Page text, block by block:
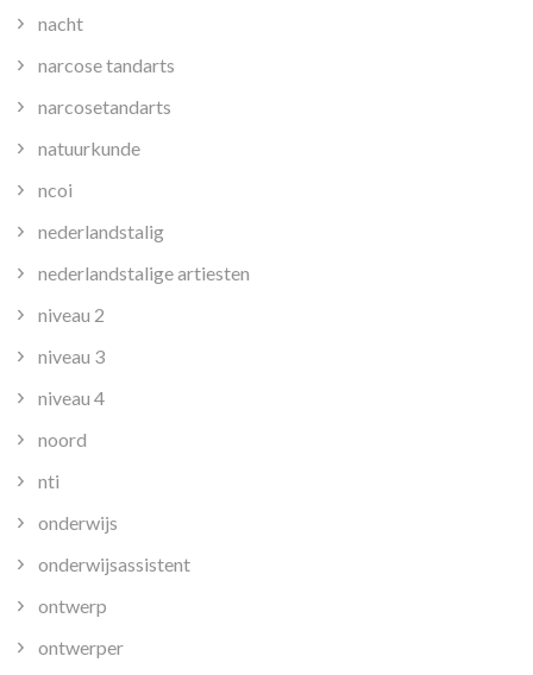
nacht
narcose tandarts
narcosetandarts
natuurkunde
ncoi
nederlandstalig
nederlandstalige artiesten
niveau 2
niveau 3
niveau 4
noord
nti
onderwijs
onderwijsassistent
ontwerp
ontwerper